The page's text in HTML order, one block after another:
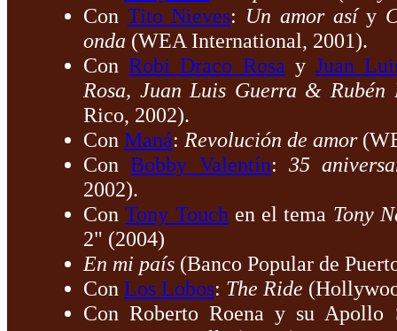
Con Tito Nieves: Un amor asíy
onda (WEA International, 2001).
ConRobi Draco Rosa yJuan
Rosa, Juan Luis Guerra & Rubén
Rico, 2002).
Con Maná: Revolución de amor
ConBobby Valentín:35
2002).
ConTony Touch en el tema Tony
2" (2004)
En mi país (Banco Popular de
Con Los Lobos: The Ride
Con Roberto Roena y su Apollo